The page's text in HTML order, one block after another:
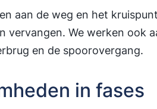
aan de weg en het
vervangen. We werken ook
en de spoorovergang.
in fases